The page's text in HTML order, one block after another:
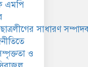
এমপি
সাধারণ
ও